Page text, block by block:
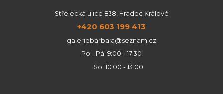
Střelecká ulice 838, Hradec Králové
+420 603 199 413
galeriebarbara@seznam.cz
Po - Pá: 9:00 - 17:30
So: 10:00 - 13:00